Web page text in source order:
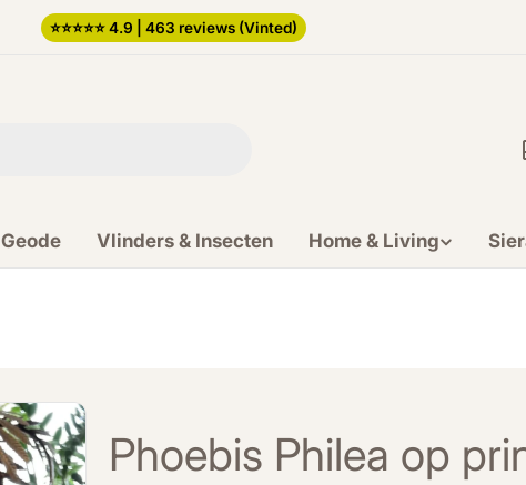
⭐️⭐️⭐️⭐️⭐️ 4.9 | 463 reviews (Vinted)
Geode Vlinders & Insecten Home & Living
Phoebis Philea op